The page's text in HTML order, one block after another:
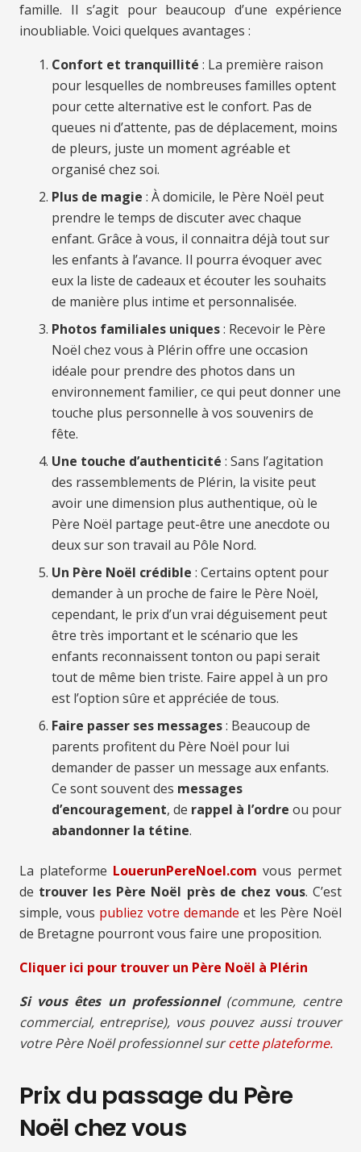
famille. Il s’agit pour beaucoup d’une expérience
inoubliable. Voici quelques avantages :
Confort et tranquillité : La première raison
pour lesquelles de nombreuses familles optent
pour cette alternative est le confort. Pas de
queues ni d’attente, pas de déplacement, moins
de pleurs, juste un moment agréable et
organisé chez soi.
Plus de magie : À domicile, le Père Noël peut
prendre le temps de discuter avec chaque
enfant. Grâce à vous, il connaitra déjà tout sur
les enfants à l’avance. Il pourra évoquer avec
eux la liste de cadeaux et écouter les souhaits
de manière plus intime et personnalisée.
Photos familiales uniques: Recevoir le Père
Noël chez vous à Plérin offre une occasion
idéale pour prendre des photos dans un
environnement familier, ce qui peut donner une
touche plus personnelle à vos souvenirs de
fête.
Une touche d’authenticité : Sans l’agitation
des rassemblements de Plérin, la visite peut
avoir une dimension plus authentique, où le
Père Noël partage peut-être une anecdote ou
deux sur son travail au Pôle Nord.
Un Père Noël crédible : Certains optent pour
demander à un proche de faire le Père Noël,
cependant, le prix d’un vrai déguisement peut
être très important et le scénario que les
enfants reconnaissent tonton ou papi serait
tout de même bien triste. Faire appel à un pro
est l’option sûre et appréciée de tous.
Faire passer ses messages: Beaucoup de
parents profitent du Père Noël pour lui
demander de passer un message aux enfants.
Ce sont souvent des messages
d’encouragement, de rappel à l’ordre ou pour
abandonner la tétine.
La plateforme LouerunPereNoel.com vous permet
de trouver les Père Noël près de chez vous. C’est
simple, vous publiez votre demande et les Père Noël
de Bretagne pourront vous faire une proposition.
Cliquer ici pour trouver un Père Noël à Plérin
Si vous êtes un professionnel(commune, centre
commercial, entreprise), vous pouvez aussi trouver
votre Père Noël professionnel surcette plateforme.
Prix du passage du Père
Noël chez vous